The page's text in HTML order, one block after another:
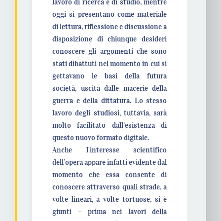
lavoro di ricerca e di studio, mentre
oggi si presentano come materiale
di lettura, riflessione e discussione a
disposizione di chiunque desideri
conoscere gli argomenti che sono
stati dibattuti nel momento in cui si
gettavano le basi della futura
società, uscita dalle macerie della
guerra e della dittatura. Lo stesso
lavoro degli studiosi, tuttavia, sarà
molto facilitato dall’esistenza di
questo nuovo formato digitale.
Anche l'interesse scientifico
dell’opera appare infatti evidente dal
momento che essa consente di
conoscere attraverso quali strade, a
volte lineari, a volte tortuose, si è
giunti – prima nei lavori della